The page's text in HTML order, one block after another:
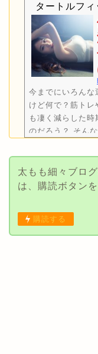
タートルフィ
今までにいろんな
けど何で？筋ト
も凄く減らした
のだろう？ そん
ォローもヨロピ
記事を読んだ後
身に付き体脂肪
事の内容】・体
の…
太もも細々ブロ
は、購読ボタンを
購読する